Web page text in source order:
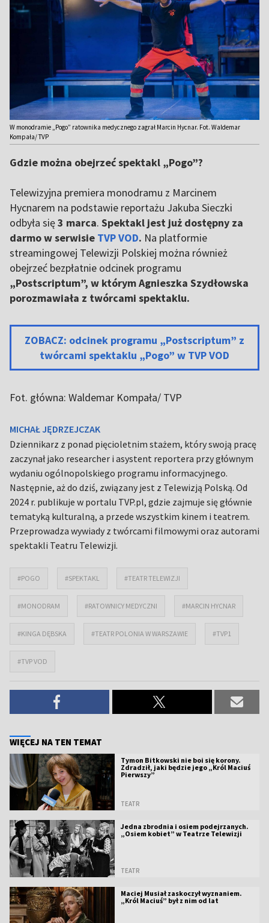
W monodramie „Pogo” ratownika medycznego zagrał Marcin Hycnar. Fot. Waldemar
Kompała/ TVP
Gdzie można obejrzeć spektakl „Pogo”?
Telewizyjna premiera monodramu z Marcinem
Hycnarem na podstawie reportażu Jakuba Sieczki
odbyła się3 marca. Spektakl jest już dostępny za
darmo w serwisie TVP VOD. Na platformie
streamingowej Telewizji Polskiej można również
obejrzeć bezpłatnie odcinek programu
„Postscriptum”, w którym Agnieszka Szydłowska
porozmawiała z twórcami spektaklu.
ZOBACZ: odcinek programu „Postscriptum” z
twórcami spektaklu „Pogo” w TVP VOD
Fot. główna: Waldemar Kompała/ TVP
MICHAŁ JĘDRZEJCZAK
Dziennikarz z ponad pięcioletnim stażem, który swoją pracę
zaczynał jako researcher i asystent reportera przy głównym
wydaniu ogólnopolskiego programu informacyjnego.
Następnie, aż do dziś, związany jest z Telewizją Polską. Od
2024 r. publikuje w portalu TVP.pl, gdzie zajmuje się głównie
tematyką kulturalną, a przede wszystkim kinem i teatrem.
Przeprowadza wywiady z twórcami filmowymi oraz autorami
spektakli Teatru Telewizji.
#POGO #SPEKTAKL #TEATR TELEWIZJI
#MONODRAM #RATOWNICY MEDYCZNI #MARCIN HYCNAR
#KINGA DĘBSKA #TEATR POLONIA W WARSZAWIE #TVP1
#TVP VOD
WIĘCEJ NA TEN TEMAT
Tymon Bitkowski nie boi się korony.
Zdradził, jaki będzie jego „Król Maciuś
Pierwszy”
TEATR
Jedna zbrodnia i osiem podejrzanych.
„Osiem kobiet” w Teatrze Telewizji
TEATR
Maciej Musiał zaskoczył wyznaniem.
„Król Maciuś” był z nim od lat